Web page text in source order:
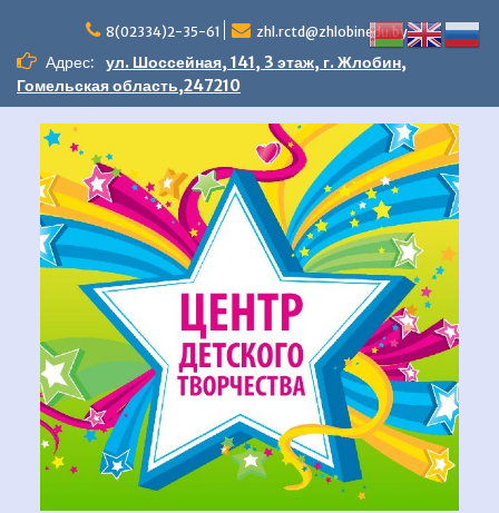
содержимому
8(02334)2-35-61 zhl.rctd@zhlobinedu.by
Адрес:
ул. Шоссейная, 141, 3 этаж, г. Жлобин,
Гомельская область,247210